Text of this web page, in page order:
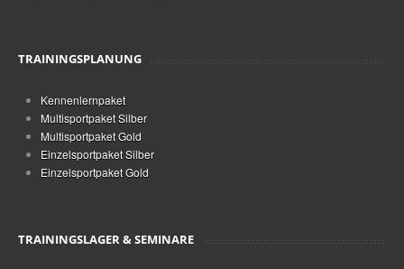
TRAININGSPLANUNG
Kennenlernpaket
Multisportpaket Silber
Multisportpaket Gold
Einzelsportpaket Silber
Einzelsportpaket Gold
TRAININGSLAGER & SEMINARE